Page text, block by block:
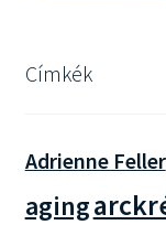
Címkék
Adrienne Feller
aging